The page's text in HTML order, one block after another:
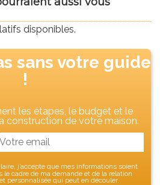
disponibles.
sans votre guide
!
les étapes, le budget et le
construction de votre maison.
j’accepte que mes informations soient
cadre de ma demande et de la relation
personnalisée qui peut en découler.